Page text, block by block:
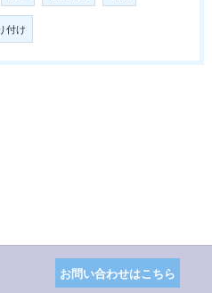
付け
お問い合わせはこちら